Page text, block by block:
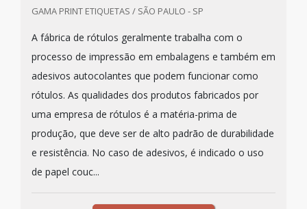
GAMA PRINT ETIQUETAS / SÃO PAULO - SP
A fábrica de rótulos geralmente trabalha com o
processo de impressão em embalagens e também em
adesivos autocolantes que podem funcionar como
rótulos. As qualidades dos produtos fabricados por
uma empresa de rótulos é a matéria-prima de
produção, que deve ser de alto padrão de durabilidade
e resistência. No caso de adesivos, é indicado o uso
de papel couc...